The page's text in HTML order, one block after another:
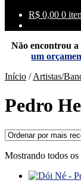
R$ 0,00 0
Não encontrou a
um
Início /Artistas/
Pedro
Mostrando todos os